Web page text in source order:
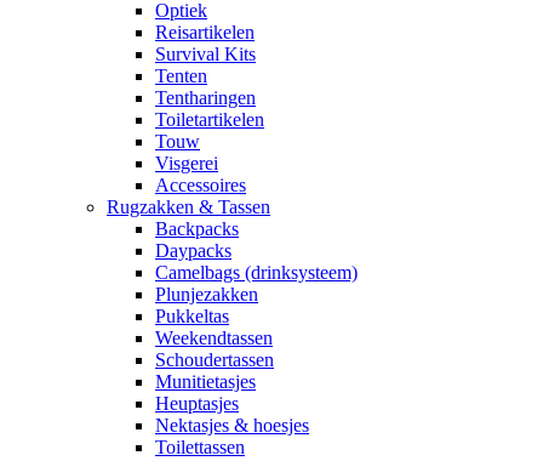
Optiek
Reisartikelen
Survival Kits
Tenten
Tentharingen
Toiletartikelen
Touw
Visgerei
Accessoires
Rugzakken & Tassen
Backpacks
Daypacks
Camelbags (drinksysteem)
Plunjezakken
Pukkeltas
Weekendtassen
Schoudertassen
Munitietasjes
Heuptasjes
Nektasjes & hoesjes
Toilettassen